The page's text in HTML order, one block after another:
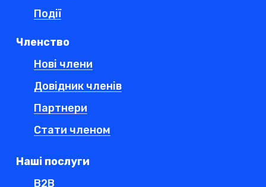
Події
Членство
Нові члени
Довідник членів
Партнери
Стати членом
Наші послуги
B2B